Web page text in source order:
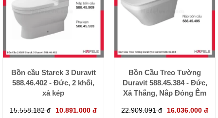
Bồn cầu Starck 3 Duravit
588.46.402 - Đức, 2 khối,
xả kép
15.558.182 đ 10.891.000 đ
Bồn Cầu Treo Tường
Duravit 588.45.384 - Đức,
Xả Thẳng, Nắp Đóng Êm
22.909.091 đ 16.036.000 đ